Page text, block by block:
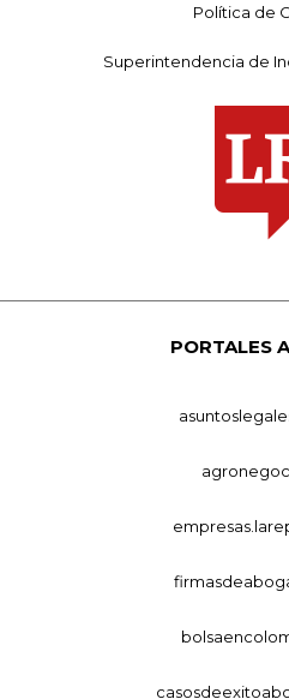
Política de
Superintendencia de
PORTALES